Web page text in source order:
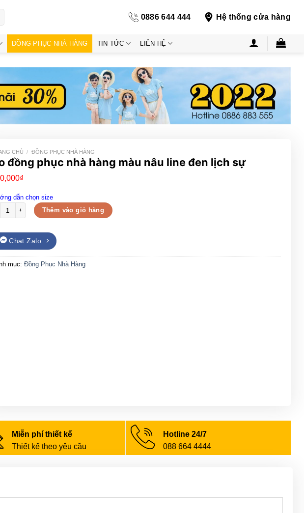
0886 644 444 Hệ thống cửa hàng
ĐỒNG PHỤC NHÀ HÀNG TIN TỨC LIÊN HỆ
CHỦ / ĐỒNG PHỤC NHÀ HÀNG
đồng phục nhà hàng màu nâu line đen lịch sự
₫
dẫn chọn size
đồng phục nhà hàng màu nâu line đen lịch sự số lượng
Thêm vào giỏ hàng
Chat Zalo
mục: Đồng Phục Nhà Hàng
Miễn phí thiết kế
Thiết kế theo yêu cầu
Hotline 24/7
088 664 4444